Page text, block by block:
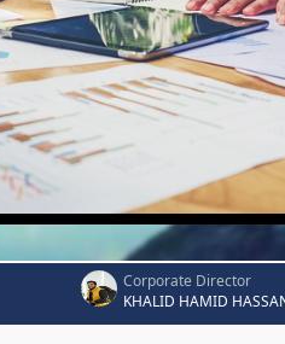
Corporate Director
KHALID HAMID